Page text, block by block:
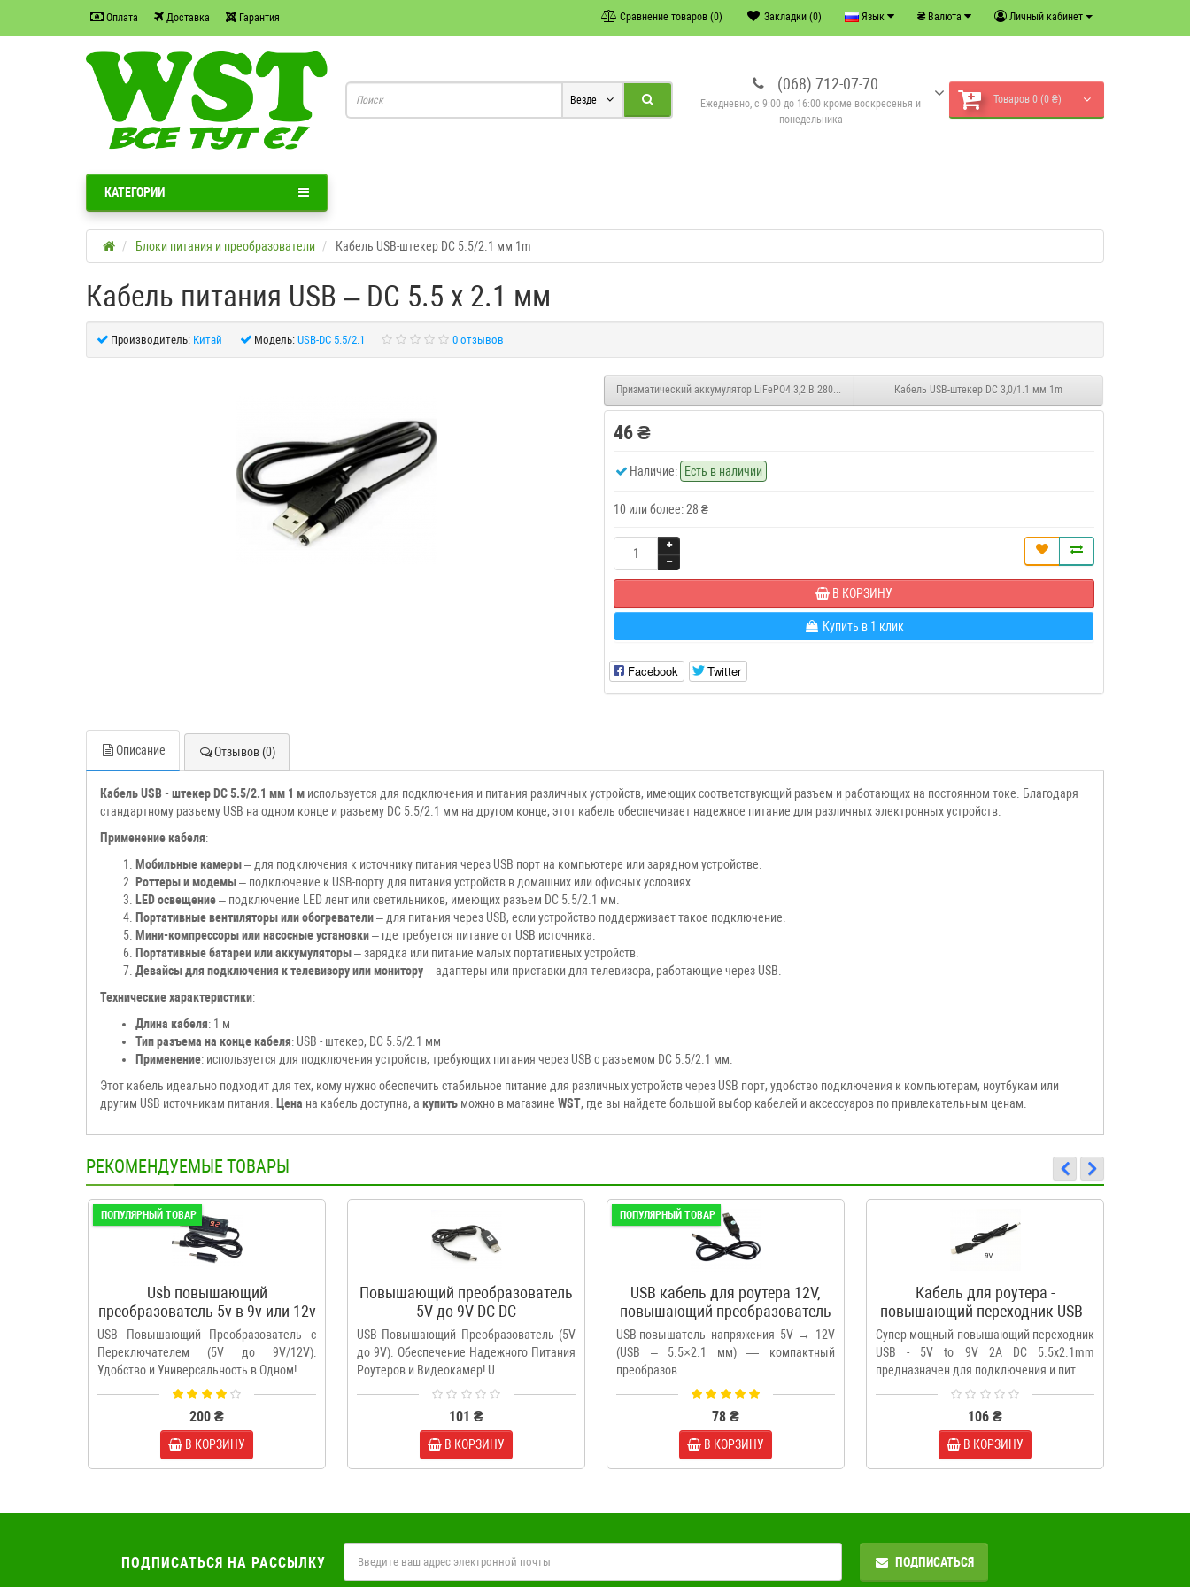
Оплата Доставка Гарантия Личный кабинет
₴ Валюта
Язык
Закладки (0)
Сравнение товаров (0)
(068) 712-07-70
Ежедневно, с 9:00 до 16:00 кроме воскресенья и
понедельника
Товаров 0 (0 ₴)
Везде
КАТЕГОРИИ
Блоки питания и преобразователи Кабель USB-штекер DC 5.5/2.1 мм 1m
Кабель питания USB – DC 5.5 x 2.1 мм
Производитель: Китай Модель: USB-DC 5.5/2.1 0 отзывов
Призматический аккумулятор LiFePO4 3,2 В 280 Ач Кабель USB-штекер DC 3,0/1.1 мм 1m
46 ₴
Наличие: Есть в наличии
10 или более: 28 ₴
В КОРЗИНУ
Купить в 1 клик
Facebook Twitter
Описание Отзывов (0)
Кабель USB - штекер DC 5.5/2.1 мм 1 м используется для подключения и питания различных устройств, имеющих соответствующий разъем и работающих на постоянном токе. Благодаря
стандартному разъему USB на одном конце и разъему DC 5.5/2.1 мм на другом конце, этот кабель обеспечивает надежное питание для различных электронных устройств.
Применение кабеля:
Мобильные камеры– для подключения к источнику питания через USB порт на компьютере или зарядном устройстве.
Роттеры и модемы– подключение к USB-порту для питания устройств в домашних или офисных условиях.
LED освещение– подключение LED лент или светильников, имеющих разъем DC 5.5/2.1 мм.
Портативные вентиляторы или обогреватели– для питания через USB, если устройство поддерживает такое подключение.
Мини-компрессоры или насосные установки– где требуется питание от USB источника.
Портативные батареи или аккумуляторы– зарядка или питание малых портативных устройств.
Девайсы для подключения к телевизору или монитору– адаптеры или приставки для телевизора, работающие через USB.
Технические характеристики:
Длина кабеля: 1 м
Тип разъема на конце кабеля: USB - штекер, DC 5.5/2.1 мм
Применение: используется для подключения устройств, требующих питания через USB с разъемом DC 5.5/2.1 мм.
Этот кабель идеально подходит для тех, кому нужно обеспечить стабильное питание для различных устройств через USB порт, удобство подключения к компьютерам, ноутбукам или
другим USB источникам питания.
Цена на кабель доступна, а купить можно в магазине WST, где вы найдете большой выбор кабелей и аксессуаров по привлекательным ценам.
РЕКОМЕНДУЕМЫЕ ТОВАРЫ
ПОПУЛЯРНЫЙ ТОВАР
Usb повышающий
преобразователь 5v в 9v или 12v
с переключателем
USB Повышающий Преобразователь с
Переключателем (5V до 9V/12V):
Удобство и Универсальность в Одном! ..
200 ₴
В КОРЗИНУ
Повышающий преобразователь
5V до 9V DC-DC
USB Повышающий Преобразователь (5V
до 9V): Обеспечение Надежного Питания
Роутеров и Видеокамер! U..
101 ₴
В КОРЗИНУ
ПОПУЛЯРНЫЙ ТОВАР
USB кабель для роутера 12V,
повышающий преобразователь
с 5v до 12v
USB-повышатель напряжения 5V → 12V
(USB – 5.5×2.1 мм) — компактный
преобразов..
78 ₴
В КОРЗИНУ
Кабель для роутера -
повышающий переходник USB -
5V to 9V 2А DC 5.5x2.1mm
Супер мощный повышающий переходник
USB - 5V to 9V 2А DC 5.5x2.1mm
предназначен для подключения и пит..
106 ₴
В КОРЗИНУ
ПОДПИСАТЬСЯ НА РАССЫЛКУ ПОДПИСАТЬСЯ